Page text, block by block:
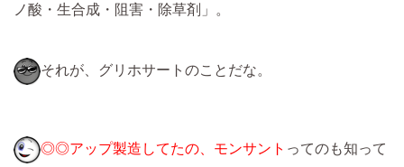
ノ酸・生合成・阻害・除草剤」。
それが、グリホサートのことだな。
◎◎アップ製造してたの、モンサント ってのも知って